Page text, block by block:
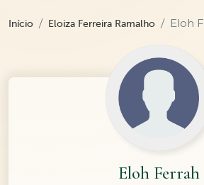
Início Eloiza Ferreira Ramalho Eloh
Eloh Ferrah